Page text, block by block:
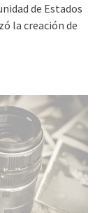
de Estados
la creación de